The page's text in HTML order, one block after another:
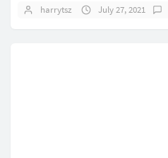
harrytsz July 27, 2021